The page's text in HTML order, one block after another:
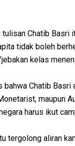
tulisan Chatib
tidak boleh
kelas
bahwa Chatib
maupun
harus ikut
tergolong aliran